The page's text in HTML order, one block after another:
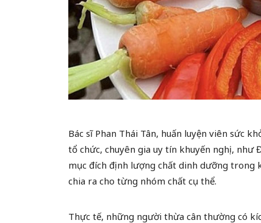
Bác sĩ Phan Thái Tân, huấn luyện viên sức
tổ chức, chuyên gia uy tín khuyến nghị, như
mục đích định lượng chất dinh dưỡng trong
chia ra cho từng nhóm chất cụ thể.
Thực tế, những người thừa cân thường có